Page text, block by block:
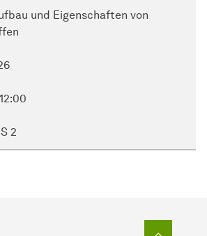
und Eigenschaften von
2